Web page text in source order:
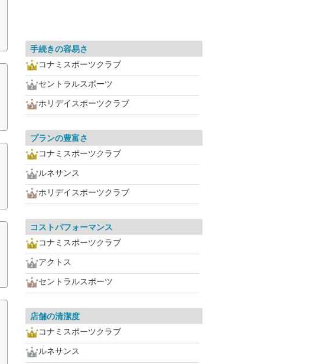
手続きの容易さ
コナミスポーツクラブ
セントラルスポーツ
ホリデイスポーツクラブ
プランの豊富さ
コナミスポーツクラブ
ルネサンス
ホリデイスポーツクラブ
コストパフォーマンス
コナミスポーツクラブ
アクトス
セントラルスポーツ
店舗の清潔度
コナミスポーツクラブ
ルネサンス